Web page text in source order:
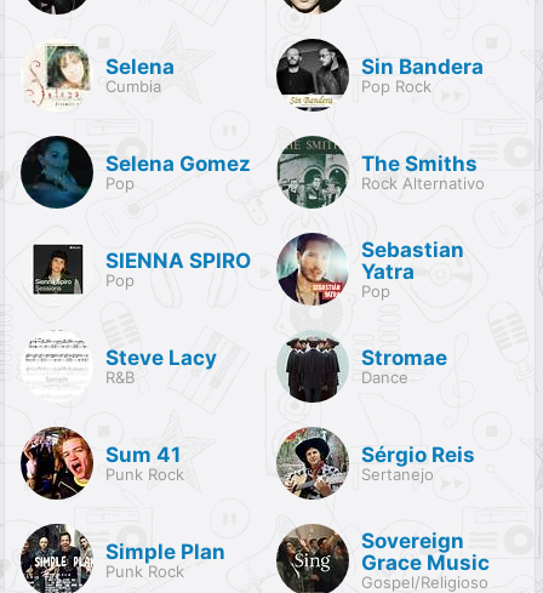
Selena
Cumbia
Sin Bandera
Pop Rock
Selena Gomez
Pop
The Smiths
Rock Alternativo
SIENNA SPIRO
Pop
Sebastian
Yatra
Pop
Steve Lacy
R&B
Stromae
Dance
Sum 41
Punk Rock
Sérgio Reis
Sertanejo
Simple Plan
Punk Rock
Sovereign
Grace Music
Gospel/Religioso